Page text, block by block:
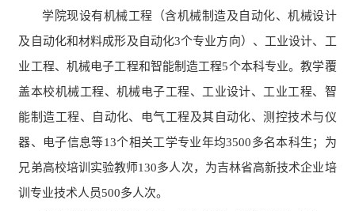
学院现设有机械工程（含机械制造及自动化、机械设计
及自动化和材料成形及自动化3个专业方向）、工业设计、工
业工程、机械电子工程和智能制造工程5个本科专业。教学覆
盖本校机械工程、机械电子工程、工业设计、工业工程、智
能制造工程、自动化、电气工程及其自动化、测控技术与仪
器、电子信息等13个相关工学专业年均3500多名本科生；为
兄弟高校培训实验教师130多人次，为吉林省高新技术企业培
训专业技术人员500多人次。